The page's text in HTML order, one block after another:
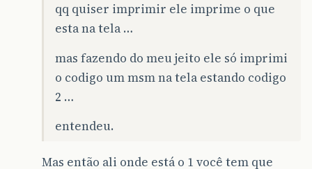
qq quiser imprimir ele imprime o que
esta na tela …
mas fazendo do meu jeito ele só imprimi
o codigo um msm na tela estando codigo
2 …
entendeu.
Mas então ali onde está o 1 você tem que